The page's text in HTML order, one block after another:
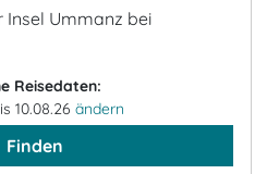
Ummanz bei
Reisedaten:
10.08.26 ändern
Finden